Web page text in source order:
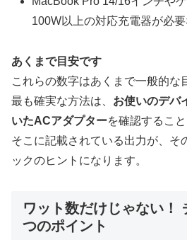
100W以上の対応充電器が必
あくまで目安です
これらの数字はあくまで一般的な
最も確実な方法は、 お使いのデバ
いたACアダプターを確認すること
そこに記載されている出力が、そ
ックのヒントになります。
ワット数だけじゃない！
つのポイント